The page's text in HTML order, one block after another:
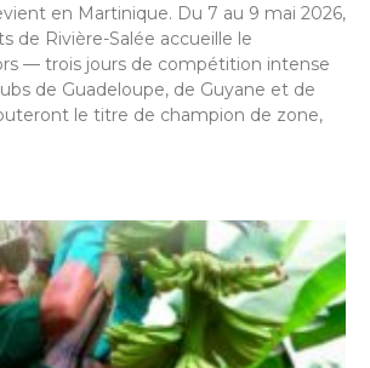
en Martinique. Du 7 au 9 mai 2026,
de Rivière-Salée accueille le
— trois jours de compétition intense
de Guadeloupe, de Guyane et de
le titre de champion de zone,